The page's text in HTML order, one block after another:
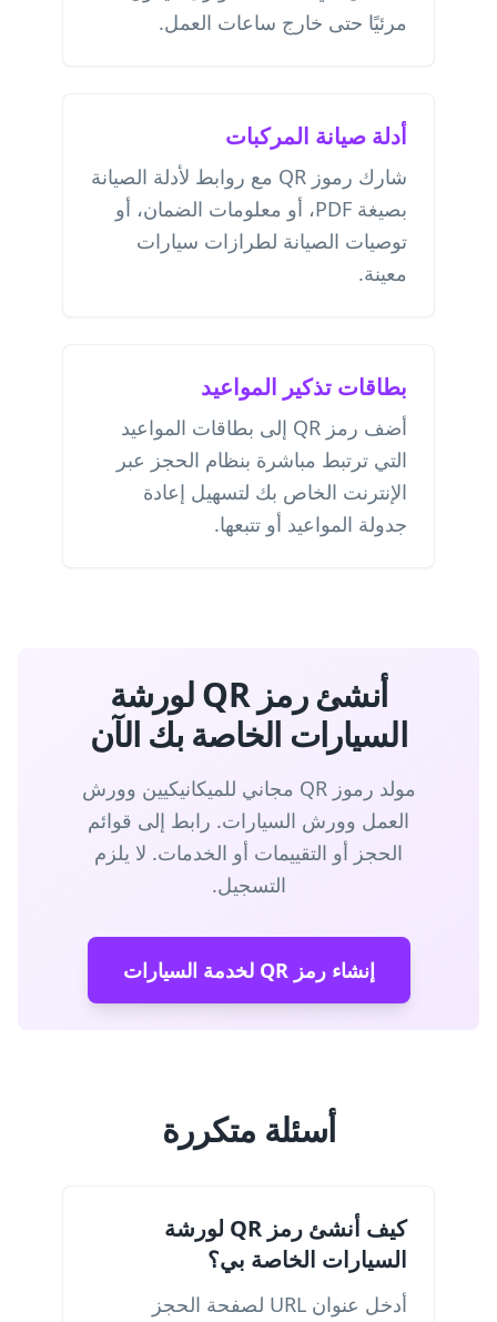
مرئيًا حتى خارج ساعات العمل.
أدلة صيانة المركبات
شارك رموز QR مع روابط لأدلة الصيانة
بصيغة PDF، أو معلومات الضمان، أو
توصيات الصيانة لطرازات سيارات
معينة.
بطاقات تذكير المواعيد
أضف رمز QR إلى بطاقات المواعيد
التي ترتبط مباشرة بنظام الحجز عبر
الإنترنت الخاص بك لتسهيل إعادة
جدولة المواعيد أو تتبعها.
أنشئ رمز QR لورشة
السيارات الخاصة بك الآن
مولد رموز QR مجاني للميكانيكيين وورش
العمل وورش السيارات. رابط إلى قوائم
الحجز أو التقييمات أو الخدمات. لا يلزم
التسجيل.
إنشاء رمز QR لخدمة السيارات
أسئلة متكررة
كيف أنشئ رمز QR لورشة
السيارات الخاصة بي؟
أدخل عنوان URL لصفحة الحجز